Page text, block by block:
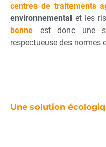
centres de traitements
environnemental et les
benne est donc une
respectueuse des normes
Une solution